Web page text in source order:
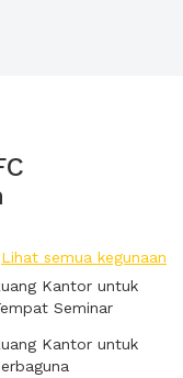
Lihat semua kegunaan
Kantor untuk
Seminar
Kantor untuk